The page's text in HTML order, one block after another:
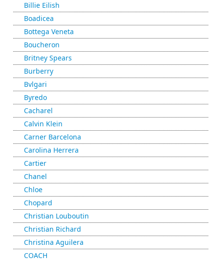
Billie Eilish
Boadicea
Bottega Veneta
Boucheron
Britney Spears
Burberry
Bvlgari
Byredo
Cacharel
Calvin Klein
Carner Barcelona
Carolina Herrera
Cartier
Chanel
Chloe
Chopard
Christian Louboutin
Christian Richard
Christina Aguilera
COACH